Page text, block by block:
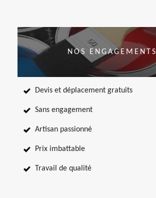
NOS ENGAGEMENTS
Devis et déplacement gratuits
Sans engagement
Artisan passionné
Prix imbattable
Travail de qualité